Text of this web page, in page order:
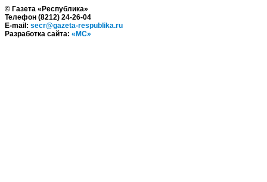
© Газета «Республика»
Телефон (8212) 24-26-04
E-mail: secr@gazeta-respublika.ru
Разработка сайта: «МС»